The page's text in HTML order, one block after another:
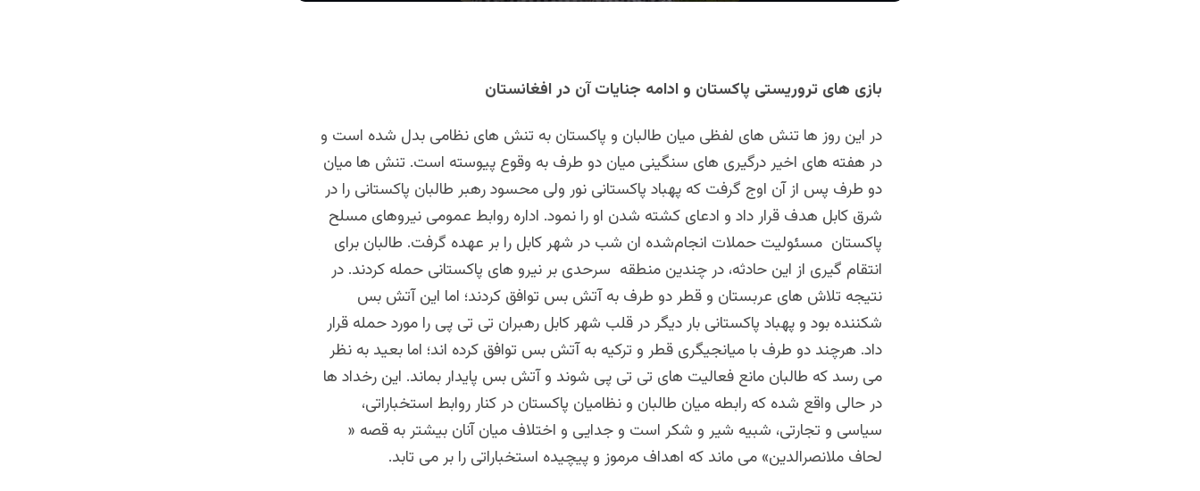
بازی های تروریستی پاکستان و ادامه جنایات آن در افغانستان
در این روز ها تنش های لفظی میان طالبان و پاکستان به تنش های نظامی بدل شده است و
در هفته های اخیر درگیری های سنگینی میان دو طرف به وقوع پیوسته است. تنش ها میان
دو طرف پس از آن اوج گرفت که پهباد پاکستانی نور ولی محسود رهبر طالبان پاکستانی را در
شرق کابل هدف قرار داد و ادعای کشته شدن او را نمود. اداره روابط عمومی نیروهای مسلح
پاکستان مسئولیت حملات انجام‌شده ان شب در شهر کابل را بر عهده گرفت. طالبان برای
انتقام گیری از این حادثه، در چندین منطقه سرحدی بر نیرو های پاکستانی حمله کردند. در
نتیجه تلاش های عربستان و قطر دو طرف به آتش بس توافق کردند؛ اما این آتش بس
شکننده بود و پهباد پاکستانی بار دیگر در قلب شهر کابل رهبران تی تی پی را مورد حمله قرار
داد. هرچند دو طرف با میانجیگری قطر و ترکیه به آتش بس توافق کرده اند؛ اما بعید به نظر
می رسد که طالبان مانع فعالیت های تی تی پی شوند و آتش بس پایدار بماند. این رخداد ها
در حالی واقع شده که رابطه میان طالبان و نظامیان پاکستان در کنار روابط استخباراتی،
سیاسی و تجارتی، شبیه شیر و شکر است و جدایی و اختلاف میان آنان بیشتر به قصه «
لحاف ملانصرالدین» می ماند که اهداف مرموز و پیچیده استخباراتی را بر می تابد.